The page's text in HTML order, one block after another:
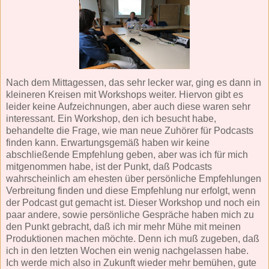
Nach dem Mittagessen, das sehr lecker war, ging es dann in
kleineren Kreisen mit Workshops weiter. Hiervon gibt es
leider keine Aufzeichnungen, aber auch diese waren sehr
interessant. Ein Workshop, den ich besucht habe,
behandelte die Frage, wie man neue Zuhörer für Podcasts
finden kann. Erwartungsgemäß haben wir keine
abschließende Empfehlung geben, aber was ich für mich
mitgenommen habe, ist der Punkt, daß Podcasts
wahrscheinlich am ehesten über persönliche Empfehlungen
Verbreitung finden und diese Empfehlung nur erfolgt, wenn
der Podcast gut gemacht ist. Dieser Workshop und noch ein
paar andere, sowie persönliche Gespräche haben mich zu
den Punkt gebracht, daß ich mir mehr Mühe mit meinen
Produktionen machen möchte. Denn ich muß zugeben, daß
ich in den letzten Wochen ein wenig nachgelassen habe.
Ich werde mich also in Zukunft wieder mehr bemühen, gute